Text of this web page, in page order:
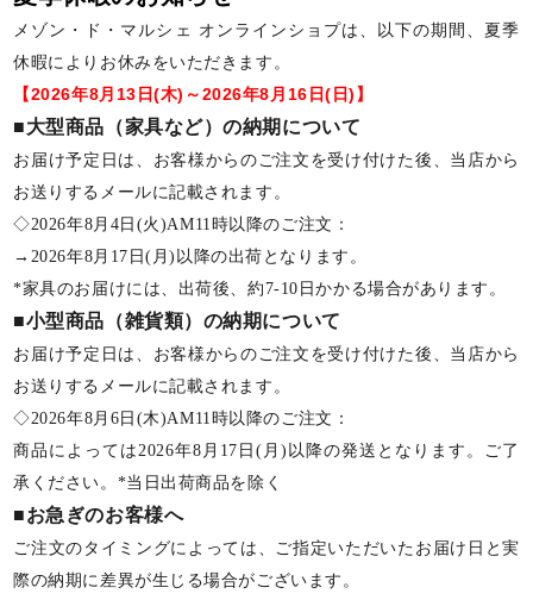
メゾン・ド・マルシェ オンラインショプは、以下の期間、夏季
休暇によりお休みをいただきます。
【2026年8月13日(木)～2026年8月16日(日)】
■大型商品（家具など）の納期について
お届け予定日は、お客様からのご注文を受け付けた後、当店から
お送りするメールに記載されます。
◇2026年8月4日(火)AM11時以降のご注文：
→2026年8月17日(月)以降の出荷となります。
*家具のお届けには、出荷後、約7-10日かかる場合があります。
■小型商品（雑貨類）の納期について
お届け予定日は、お客様からのご注文を受け付けた後、当店から
お送りするメールに記載されます。
◇2026年8月6日(木)AM11時以降のご注文：
商品によっては2026年8月17日(月)以降の発送となります。ご了
承ください。*当日出荷商品を除く
■お急ぎのお客様へ
ご注文のタイミングによっては、ご指定いただいたお届け日と実
際の納期に差異が生じる場合がございます。